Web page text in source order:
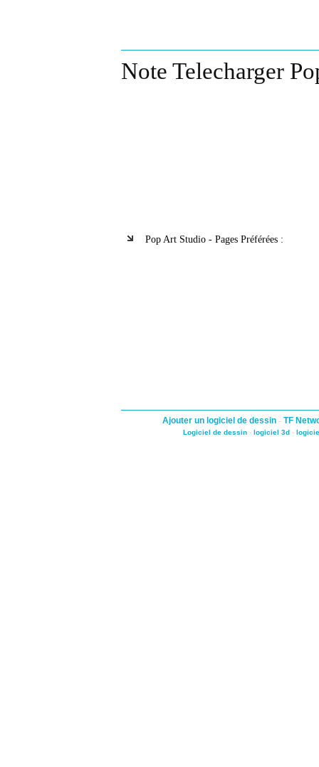
Note Telecharger
Pop Art Studio - Pages Préférées :
Ajouter un logiciel de dessin - TF
Logiciel de dessin- logiciel 3d-